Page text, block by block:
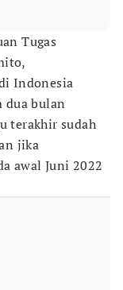
Tugas
Indonesia
dua bulan
terakhir sudah
jika
awal Juni 2022